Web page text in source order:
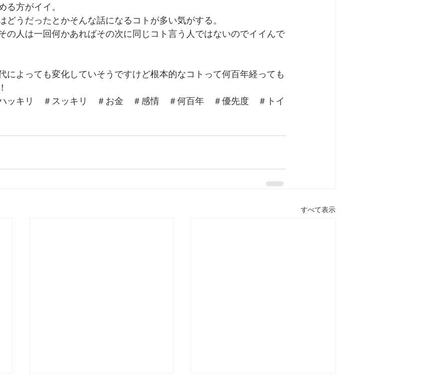
る方がイイ。
どうだったとかそんな話になるコトが多い気がする。
の人は一回何かあればその次に同じコト言う人ではないのでイイんで
によっても変化していそうですけど根本的なコトって何百年経っても
ッキリ　＃スッキリ　＃お金　＃感情　＃何百年　＃優先度　＃トイ
すべて表示